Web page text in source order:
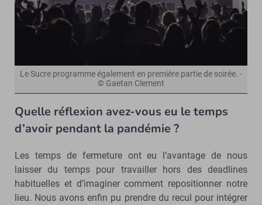
Le Sucre programme également en première partie de soirée. -
© Gaetan Clement
Quelle réflexion avez-vous eu le temps
d’avoir pendant la pandémie ?
Les temps de fermeture ont eu l’avantage de nous
laisser du temps pour travailler hors des deadlines
habituelles et d’imaginer comment repositionner notre
lieu. Nous avons enfin pu prendre du recul pour intégrer